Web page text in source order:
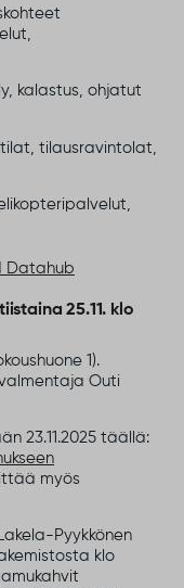
kalastus, ohjatut
tilausravintolat,
Datahub
25.11. klo
1).
Outi
23.11.2025 täällä:
myös
Pyykkönen
klo